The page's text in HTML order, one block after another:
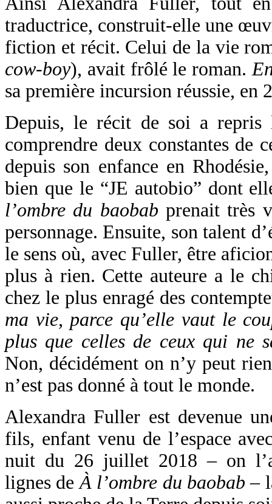
traductrice, construit-elle une
fiction et récit. Celui de la vie
cow-boy), avait frôlé le roman.
sa première incursion réussie, en
Depuis, le récit de soi a repris
comprendre deux constantes de
depuis son enfance en
bien que le “JE autobio” dont
l’ombre du baobab prenait très
personnage. Ensuite, son talent
le sens où, avec Fuller, être
plus à rien. Cette auteure a le
chez le plus enragé des
ma vie, parce qu’elle vaut le
plus que celles de ceux qui ne
Non, décidément on n’y peut
n’est pas donné à tout le monde.
Alexandra Fuller est devenue
fils, enfant venu de l’espace
nuit du 26 juillet 2018 – on
lignes de À l’ombre du baobab –